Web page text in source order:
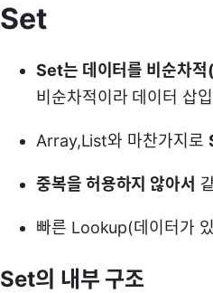
Set
Set는 데이터를 비순차
비순차적이라 데이터 삽
Array,List와 마찬가지로
중복을 허용하지 않아서
빠른 Lookup(데이터가
Set의 내부 구조